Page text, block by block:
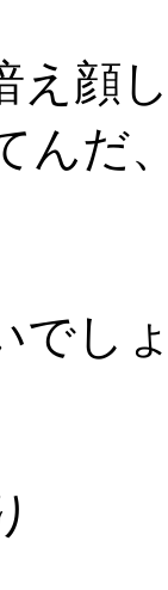
顔し
んだ
しょ